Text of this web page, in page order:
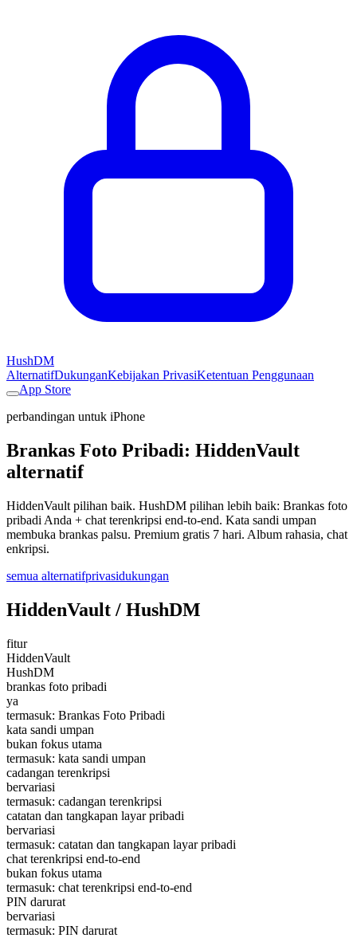
HushDM
AlternatifDukunganKebijakan PrivasiKetentuan Penggunaan
App Store
perbandingan untuk iPhone
Brankas Foto Pribadi: HiddenVault
alternatif
HiddenVault pilihan baik. HushDM pilihan lebih baik: Brankas foto
pribadi Anda + chat terenkripsi end-to-end. Kata sandi umpan
membuka brankas palsu. Premium gratis 7 hari. Album rahasia, chat
enkripsi.
semua alternatifprivasidukungan
HiddenVault / HushDM
fitur
HiddenVault
HushDM
brankas foto pribadi
ya
termasuk: Brankas Foto Pribadi
kata sandi umpan
bukan fokus utama
termasuk: kata sandi umpan
cadangan terenkripsi
bervariasi
termasuk: cadangan terenkripsi
catatan dan tangkapan layar pribadi
bervariasi
termasuk: catatan dan tangkapan layar pribadi
chat terenkripsi end-to-end
bukan fokus utama
termasuk: chat terenkripsi end-to-end
PIN darurat
bervariasi
termasuk: PIN darurat